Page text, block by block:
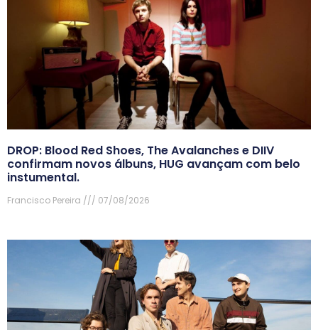
DROP: Blood Red Shoes, The Avalanches e DIIV
confirmam novos álbuns, HUG avançam com belo
instumental.
Francisco Pereira 07/08/2026